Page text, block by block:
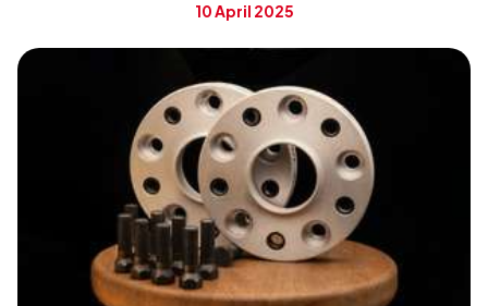
10 April 2025